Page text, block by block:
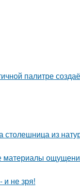
палитре
из
и не зря!